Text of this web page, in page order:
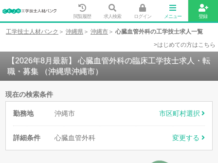
閲覧履歴 求人検索 ログイン メニュー 登録
工学技士人材バンク 沖縄県 沖縄市
心臓血管外科の工学技士求人一覧
>はじめての方はこちら
【2026年8月最新】 心臓血管外科の臨床工学技士求人・転
職・募集 （沖縄県沖縄市）
現在の検索条件
勤務地 沖縄市 市区町村選択
詳細条件 心臓血管外科 変更する